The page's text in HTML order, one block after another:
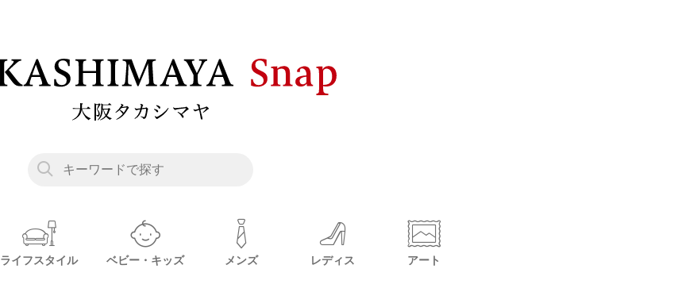
ライフスタイル ベビー・キッズ メンズ レディス アート